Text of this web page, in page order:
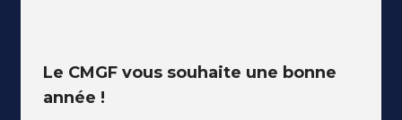
Le CMGF vous souhaite une bonne
année !